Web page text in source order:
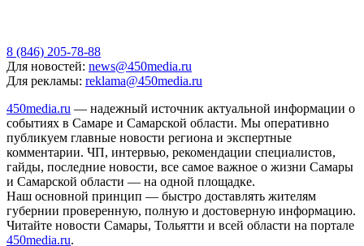
8 (846) 205-78-88
Для новостей: news@450media.ru
Для рекламы: reklama@450media.ru
450media.ru — надежный источник актуальной информации о
событиях в Самаре и Самарской области. Мы оперативно
публикуем главные новости региона и экспертные
комментарии. ЧП, интервью, рекомендации специалистов,
гайды, последние новости, все самое важное о жизни Самары
и Самарской области — на одной площадке.
Наш основной принцип — быстро доставлять жителям
губернии проверенную, полную и достоверную информацию.
Читайте новости Самары, Тольятти и всей области на портале
450media.ru.